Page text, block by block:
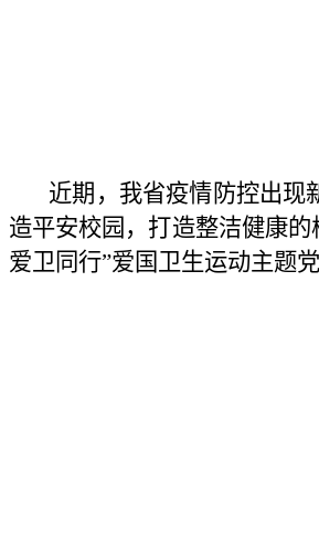
近期，我省疫情防控出现
造平安校园，打造整洁健康
爱卫同行”爱国卫生运动主题党